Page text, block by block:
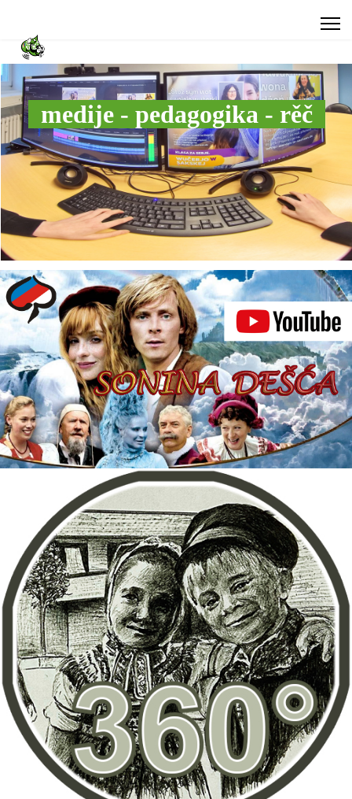
medije - pedagogika - rěč